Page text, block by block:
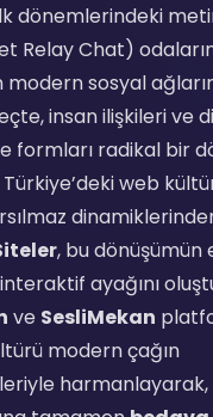
dönemlerindeki
Relay Chat)
modern sosyal
insan ilişkileri ve
formları radikal bir
web
, bu dönüşümün
ayağını
ve SesliMekan
modern çağın
harmanlayarak,